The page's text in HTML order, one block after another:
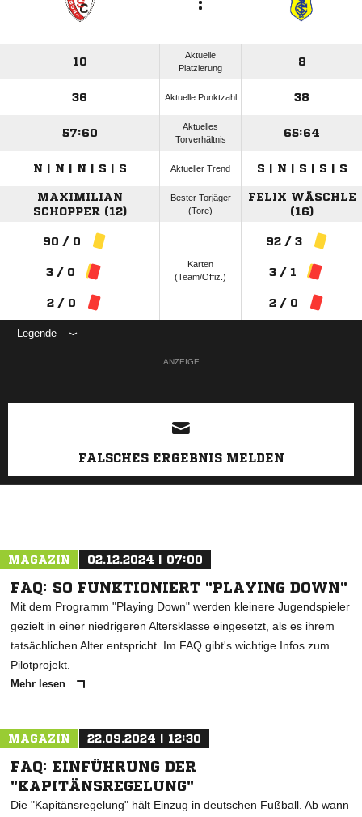
:
10
Aktuelle
Platzierung
8
36 Aktuelle Punktzahl 38
57:60
Aktuelles
Torverhältnis
65:64
N | N | N | S | S Aktueller Trend S | N | S | S | S
MAXIMILIAN
SCHOPPER (12)
Bester Torjäger
(Tore)
FELIX WÄSCHLE
(16)
90 / 0
3 / 0
2 / 0
Karten
(Team/Offiz.)
92 / 3
3 / 1
2 / 0
Legende
ANZEIGE
FALSCHES ERGEBNIS MELDEN
MAGAZIN 02.12.2024 | 07:00
FAQ: SO FUNKTIONIERT "PLAYING DOWN"
Mit dem Programm "Playing Down" werden kleinere Jugendspieler
gezielt in einer niedrigeren Altersklasse eingesetzt, als es ihrem
tatsächlichen Alter entspricht. Im FAQ gibt's wichtige Infos zum
Pilotprojekt.
Mehr lesen
MAGAZIN 22.09.2024 | 12:30
FAQ: EINFÜHRUNG DER
"KAPITÄNSREGELUNG"
Die "Kapitänsregelung" hält Einzug in deutschen Fußball. Ab wann